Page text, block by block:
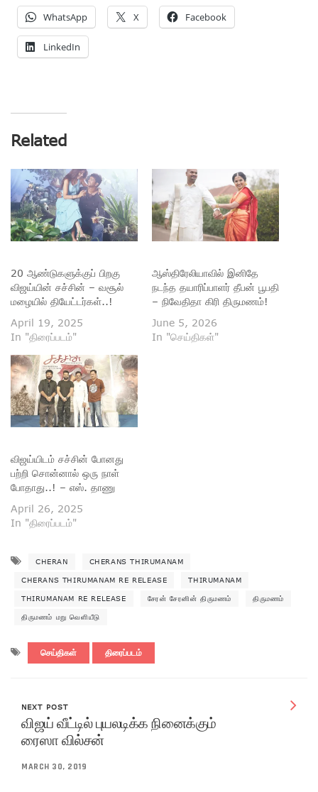
WhatsApp X Facebook
LinkedIn
Related
20 ஆண்டுகளுக்குப் பிறகு
விஜய்யின் சச்சின் – வசூல்
மழையில் தியேட்டர்கள்..!
April 19, 2025
In "திரைப்படம்"
ஆஸ்திரேலியாவில் இனிதே
நடந்த தயாரிப்பாளர் தீபன் பூபதி
– நிவேதிதா கிரி திருமணம்!
June 5, 2026
In "செய்திகள்"
விஜய்யிடம் சச்சின் போனது
பற்றி சொன்னால் ஒரு நாள்
போதாது..! – எஸ். தாணு
April 26, 2025
In "திரைப்படம்"
CHERAN CHERANS THIRUMANAM
CHERANS THIRUMANAM RE RELEASE THIRUMANAM
THIRUMANAM RE RELEASE சேரன் சேரனின் திருமணம் திருமணம்
திருமணம் மறு வெளியீடு
செய்திகள் திரைப்படம்
NEXT POST
விஜய் வீட்டில் புயலடிக்க நினைக்கும்
ரைஸா வில்சன்
MARCH 30, 2019